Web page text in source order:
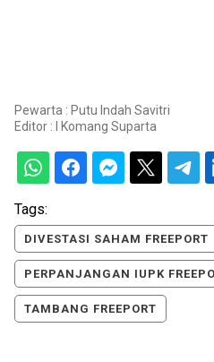
Pewarta : Putu Indah Savitri
Editor :
I Komang Suparta
Tags:
DIVESTASI SAHAM FREEPORT
PERPANJANGAN IUPK
TAMBANG FREEPORT